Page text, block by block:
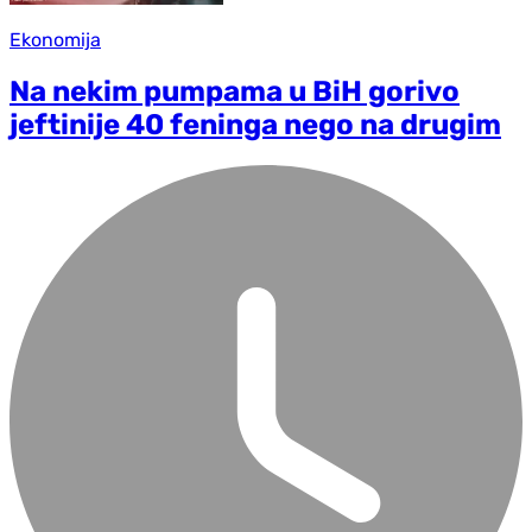
Ekonomija
Na nekim pumpama u BiH gorivo
jeftinije 40 feninga nego na drugim